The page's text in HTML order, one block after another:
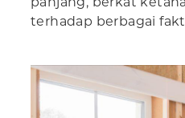
terhadap berbagai